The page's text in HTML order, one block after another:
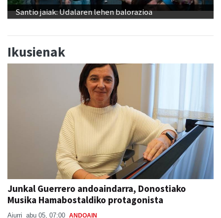
Santio jaiak: Udalaren lehen balorazioa
Ikusienak
Junkal Guerrero andoaindarra, Donostiako
Musika Hamabostaldiko protagonista
Aiurri abu 05, 07:00 ANDOAIN